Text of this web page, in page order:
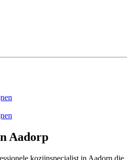
Aadorp
kozijnspecialist in Aadorp die